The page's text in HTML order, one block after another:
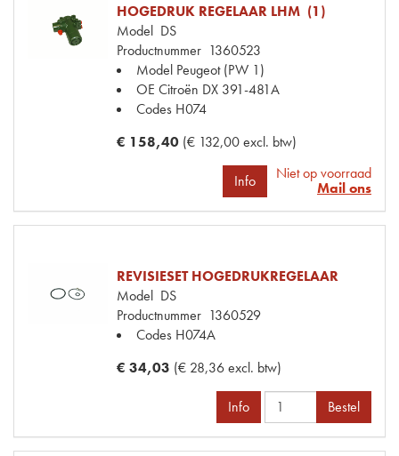
HOGEDRUK REGELAAR LHM (1)
Model DS
Productnummer 1360523
Model Peugeot (PW 1)
OE Citroën DX 391-481A
Codes H074
€ 158,40 (€ 132,00 excl. btw)
Info
Niet op voorraad
Mail ons
REVISIESET HOGEDRUKREGELAAR
Model DS
Productnummer 1360529
Codes H074A
€ 34,03 (€ 28,36 excl. btw)
Info Bestel